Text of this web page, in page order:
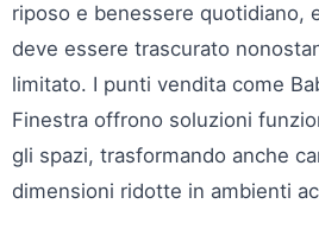
riposo e benessere quotidiano,
deve essere trascurato
limitato. I punti vendita come
Finestra offrono soluzioni
gli spazi, trasformando anche
dimensioni ridotte in ambienti